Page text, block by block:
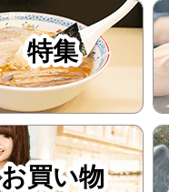
特集
お買い物